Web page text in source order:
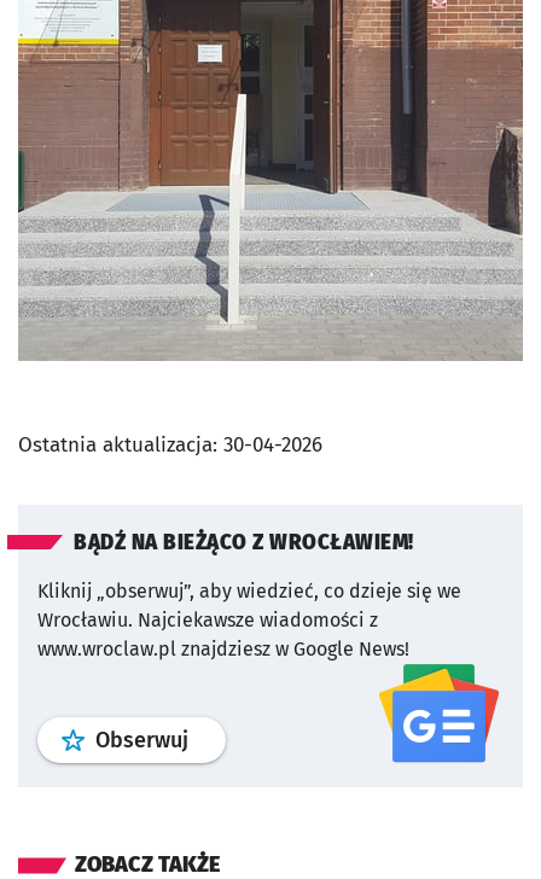
Ostatnia aktualizacja: 30-04-2026
BĄDŹ NA BIEŻĄCO Z WROCŁAWIEM!
Kliknij „obserwuj”, aby wiedzieć, co dzieje się we
Wrocławiu. Najciekawsze wiadomości z
www.wroclaw.pl znajdziesz w Google News!
Obserwuj profil serwisu
ZOBACZ TAKŻE